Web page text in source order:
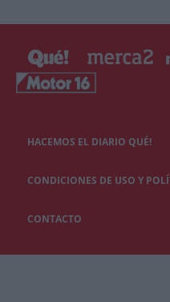
HACEMOS EL DIARIO QUÉ!
CONDICIONES DE USO Y
CONTACTO